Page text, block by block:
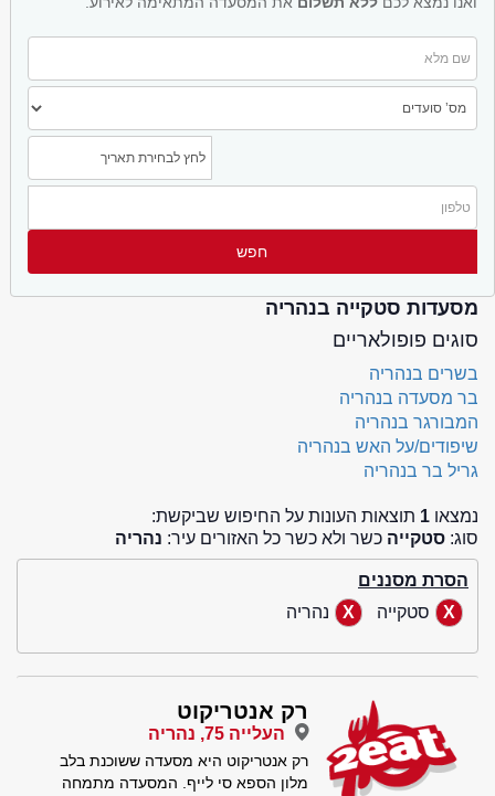
מסעדות סטקייה בנהריה
סוגים פופולאריים
בשרים בנהריה
בר מסעדה בנהריה
המבורגר בנהריה
שיפודים/על האש בנהריה
גריל בר בנהריה
נמצאו 1 תוצאות העונות על החיפוש שביקשת:
סוג: סטקייה כשר ולא כשר כל האזורים עיר: נהריה
הסרת מסננים
סטקייה
נהריה
רק אנטריקוט
העלייה 75, נהריה
רק אנטריקוט היא מסעדה ששוכנת בלב
מלון הספא סי לייף. המסעדה מתמחה